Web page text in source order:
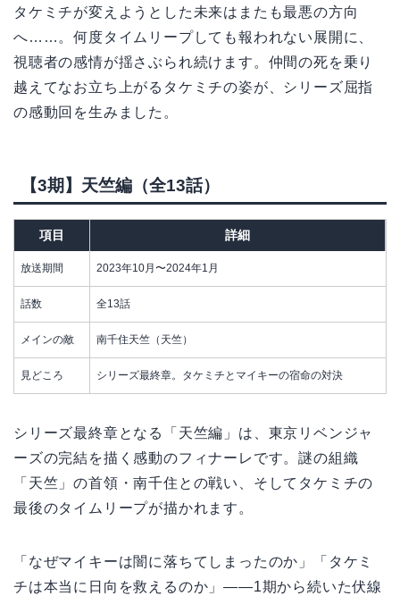
タケミチが変えようとした未来はまたも最悪の方向
へ……。何度タイムリープしても報われない展開に、
視聴者の感情が揺さぶられ続けます。仲間の死を乗り
越えてなお立ち上がるタケミチの姿が、シリーズ屈指
の感動回を生みました。
【3期】天竺編（全13話）
項目 詳細
放送期間 2023年10月〜2024年1月
話数 全13話
メインの敵 南千住天竺（天竺）
見どころ シリーズ最終章。タケミチとマイキーの宿命の対決
シリーズ最終章となる「天竺編」は、東京リベンジャ
ーズの完結を描く感動のフィナーレです。謎の組織
「天竺」の首領・南千住との戦い、そしてタケミチの
最後のタイムリープが描かれます。
「なぜマイキーは闇に落ちてしまったのか」「タケミ
チは本当に日向を救えるのか」——1期から続いた伏線